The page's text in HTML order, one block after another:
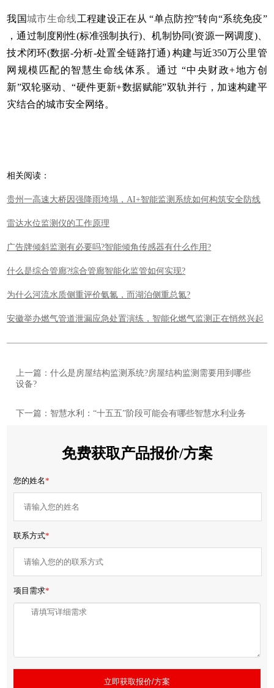
我国城市生命线工程建设正在从 ‌“单点防控”转向“系统免疫”‌
，通过制度刚性(标准强制执行)、机制协同(资源一网调度)、
技术闭环(数据-分析-处置全链路打通)‌ 构建与近350万公里管
网规模匹配的智慧生命线体系。通过 ‌“中央财政+地方创
新”双轮驱动‌、‌“硬件更新+数据赋能”双轨并行‌，加速构建平
灾结合的城市安全网络。
相关阅读：
贵州一高速大桥因强降雨垮塌，AI+智能监测系统如何构筑安全防线
雷达水位监测仪的工作原理
广告牌倾斜监测有必要吗?智能倾角传感器有什么作用?
什么是综合管廊?综合管廊智能化监管如何实现?
为什么河流水质侧重评价氨氮，而湖泊侧重总氮?
安徽举办燃气管道泄漏应急处置演练，智能化燃气监测正在悄然兴起
上一篇：什么是房屋结构监测系统?房屋结构监测需要用到哪些
设备?
下一篇：智慧水利：“十五五”阶段可能会有哪些智慧水利业务
免费获取产品报价/方案
您的姓名*
联系方式*
项目需求*
立即获取报价/方案